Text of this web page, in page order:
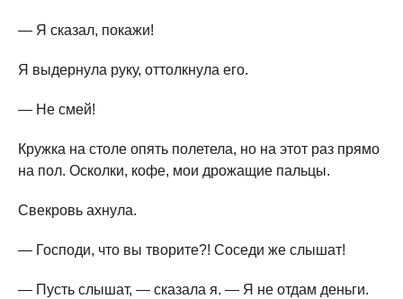
— Я сказал, покажи!
Я выдернула руку, оттолкнула его.
— Не смей!
Кружка на столе опять полетела, но на этот раз прямо
на пол. Осколки, кофе, мои дрожащие пальцы.
Свекровь ахнула.
— Господи, что вы творите?! Соседи же слышат!
— Пусть слышат, — сказала я. — Я не отдам деньги.